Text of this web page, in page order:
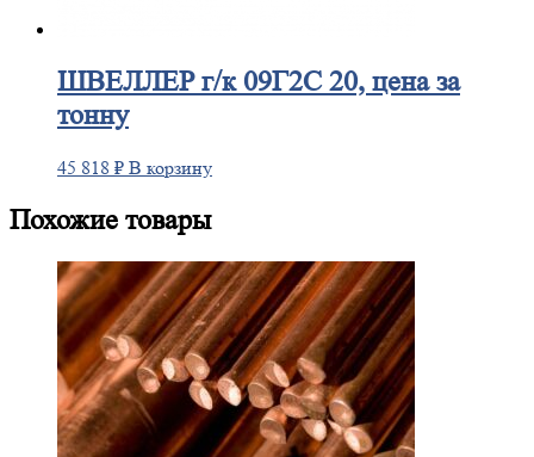
ШВЕЛЛЕРг/к 09Г2С 20, цена за
тонну
45 818 ₽ В корзину
Похожие товары